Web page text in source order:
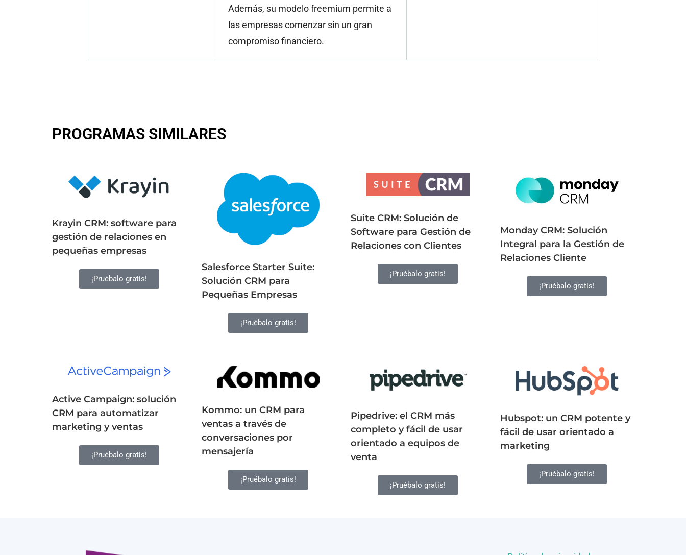
Además, su modelo freemium permite a
las empresas comenzar sin un gran
compromiso financiero.
PROGRAMAS SIMILARES
Krayin CRM: software para
gestión de relaciones en
pequeñas empresas
¡Pruébalo gratis!
Salesforce Starter Suite:
Solución CRM para
Pequeñas Empresas
¡Pruébalo gratis!
Suite CRM: Solución de
Software para Gestión de
Relaciones con Clientes
¡Pruébalo gratis!
Monday CRM: Solución
Integral para la Gestión de
Relaciones Cliente
¡Pruébalo gratis!
Active Campaign: solución
CRM para automatizar
marketing y ventas
¡Pruébalo gratis!
Kommo: un CRM para
ventas a través de
conversaciones por
mensajería
¡Pruébalo gratis!
Pipedrive: el CRM más
completo y fácil de usar
orientado a equipos de
venta
¡Pruébalo gratis!
Hubspot: un CRM potente y
fácil de usar orientado a
marketing
¡Pruébalo gratis!